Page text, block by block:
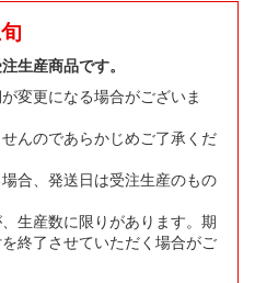
生産商品です。
変更になる場合がございま
んのであらかじめご了承くだ
合、発送日は受注生産のもの
生産数に限りがあります。期
終了させていただく場合がご